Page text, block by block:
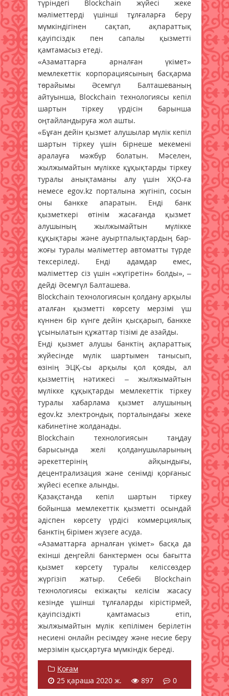
түріндегі Blockchain жүйесі жеке
мәліметтерді үшінші тұлғаларға беру
мүмкіндігінен сақтап, ақпараттық
қауіпсіздік пен сапалы қызметті
қамтамасыз етеді.
«Азаматтарға арналған үкімет»
мемлекеттік корпорациясының басқарма
төрайымы Әсемгүл Балташеваның
айтуынша, Blockchain технологиясы кепіл
шартын тіркеу үрдісін барынша
оңтайландыруға жол ашты.
«Бұған дейін қызмет алушылар мүлік кепіл
шартын тіркеу үшін бірнеше мекемені
аралауға мәжбүр болатын. Мәселен,
жылжымайтын мүлікке құқықтарды тіркеу
туралы анықтаманы алу үшін ХҚО-ға
немесе egov.kz порталына жүгініп, сосын
оны банкке апаратын. Енді банк
қызметкері өтінім жасағанда қызмет
алушының жылжымайтын мүлікке
құқықтары және ауыртпалықтардың бар-
жоғы туралы мәліметтер автоматты түрде
тексеріледі. Енді адамдар емес,
мәліметтер сіз үшін «жүгіретін» болды», –
дейді Әсемгүл Балташева.
Blockchain технологиясын қолдану арқылы
аталған қызметті көрсету мерзімі үш
күннен бір күнге дейін қысқарып, банкке
ұсынылатын құжаттар тізімі де азайды.
Енді қызмет алушы банктің ақпараттық
жүйесінде мүлік шартымен танысып,
өзінің ЭЦҚ-сы арқылы қол қояды, ал
қызметтің нәтижесі – жылжымайтын
мүлікке құқықтарды мемлекеттік тіркеу
туралы хабарлама қызмет алушының
egov.kz электрондық порталындағы жеке
кабинетіне жолданады.
Blockchain технологиясын таңдау
барысында желі қолданушыларының
әрекеттерінің айқындығы,
децентрализация және сенімді қорғаныс
жүйесі есепке алынды.
Қазақстанда кепіл шартын тіркеу
бойынша мемлекеттік қызметті осындай
әдіспен көрсету үрдісі коммерциялық
банктің бірімен жүзеге асуда.
«Азаматтарға арналған үкімет» басқа да
екінші деңгейлі банктермен осы бағытта
қызмет көрсету туралы келіссөздер
жүргізіп жатыр. Себебі Blockchain
технологиясы екіжақты келісім жасасу
кезінде үшінші тұлғаларды кірістірмей,
қауіпсіздікті қамтамасыз етіп,
жылжымайтын мүлік кепілімен берілетін
несиені онлайн ресімдеу және несие беру
мерзімін қысқартуға мүмкіндік береді.
Қоғам
25 қараша 2020 ж.
897 0